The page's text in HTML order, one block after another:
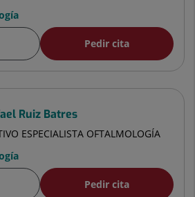
Pedir cita
Ruiz Batres
ESPECIALISTA OFTALMOLOGÍA
Pedir cita